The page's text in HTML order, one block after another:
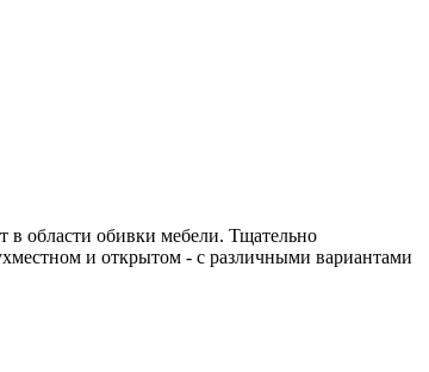
области обивки мебели. Тщательно
и открытом - с различными вариантами